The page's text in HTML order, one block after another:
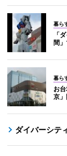
暮ら
「
間
暮ら
お
京
ダイバーシテ